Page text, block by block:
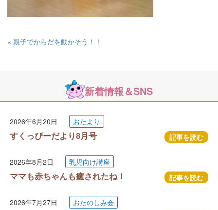
« 親子でからだを動かそう！！
新着情報＆SNS
2026年6月20日 おたより
すくっぴーだより8月号 記事を読む
2026年8月2日 乳児向け講座
ママも赤ちゃんも癒されたね！ 記事を読む
2026年7月27日 おたのしみ会